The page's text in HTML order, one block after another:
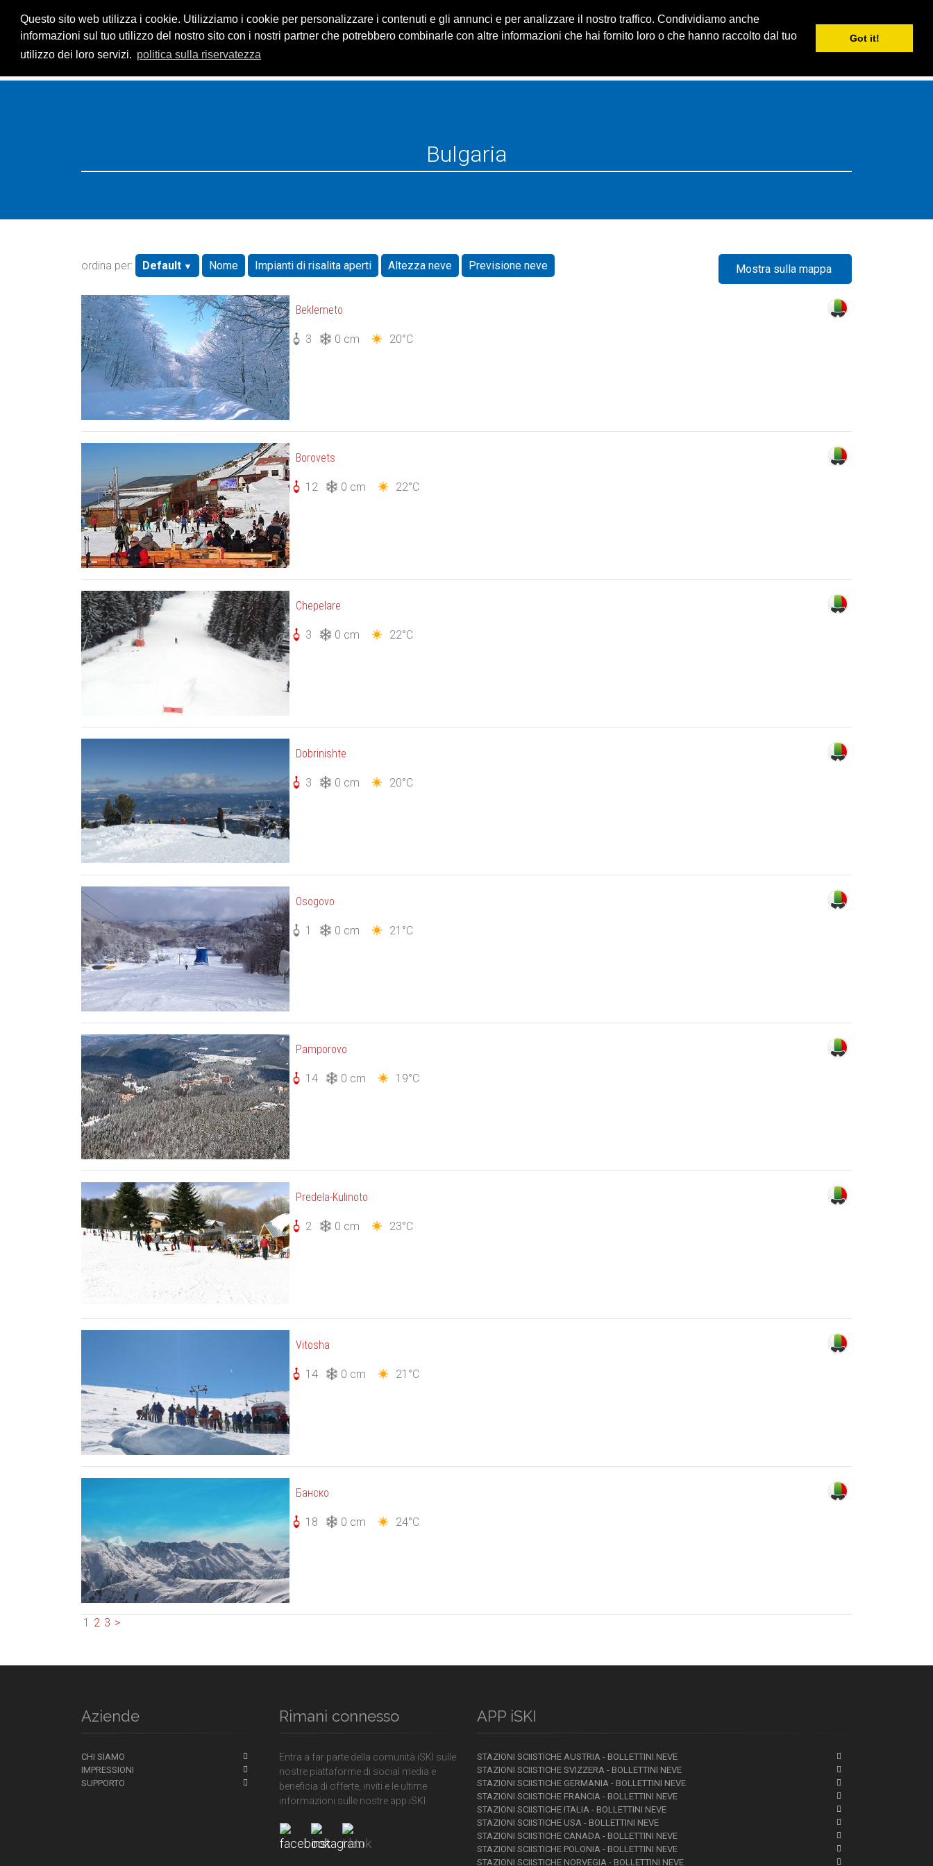
Questo sito web utilizza i cookie. Utilizziamo i cookie per personalizzare i contenuti e gli annunci e per analizzare il nostro traffico. Condividiamo anche
informazioni sul tuo utilizzo del nostro sito con i nostri partner che potrebbero combinarle con altre informazioni che hai fornito loro o che hanno raccolto dal tuo
utilizzo dei loro servizi. politica sulla riservatezza
Got it!
HOME IMPIANTI iSKI APPS LA MIA iSKI iSKI TROPHY
ordina per: Default Nome Impianti di risalita aperti Altezza neve Previsione neve Mostra sulla mappa
Beklemeto
3 0 cm 20°C
Borovets
12 0 cm 22°C
Chepelare
3 0 cm 22°C
Dobrinishte
3 0 cm 20°C
Osogovo
1 0 cm 21°C
Pamporovo
14 0 cm 19°C
Predela-Kulinoto
2 0 cm 23°C
Vitosha
14 0 cm 21°C
Банско
18 0 cm 24°C
1 2 3 >
Aziende
CHI SIAMO
IMPRESSIONI
SUPPORTO
Rimani connesso
Entra a far parte della comunità iSKI sulle
nostre piattaforme di social media e
beneficia di offerte, inviti e le ultime
informazioni sulle nostre app iSKI.
APP iSKI
STAZIONI SCIISTICHE AUSTRIA - BOLLETTINI NEVE
STAZIONI SCIISTICHE SVIZZERA - BOLLETTINI NEVE
STAZIONI SCIISTICHE GERMANIA - BOLLETTINI NEVE
STAZIONI SCIISTICHE FRANCIA - BOLLETTINI NEVE
STAZIONI SCIISTICHE ITALIA - BOLLETTINI NEVE
STAZIONI SCIISTICHE USA - BOLLETTINI NEVE
STAZIONI SCIISTICHE CANADA - BOLLETTINI NEVE
STAZIONI SCIISTICHE POLONIA - BOLLETTINI NEVE
STAZIONI SCIISTICHE NORVEGIA - BOLLETTINI NEVE